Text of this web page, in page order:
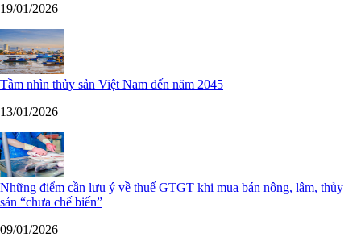
19/01/2026
Tầm nhìn thủy sản Việt Nam đến năm 2045
13/01/2026
Những điểm cần lưu ý về thuế GTGT khi mua bán nông, lâm, thủy
sản “chưa chế biến”
09/01/2026